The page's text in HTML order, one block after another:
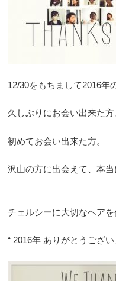
12/30をもちまして2016年
久しぶりにお会い出来た方
初めてお会い出来た方。
沢山の方に出会えて、本当
チェルシーに大切なヘア
“ 2016年 ありがとうござい